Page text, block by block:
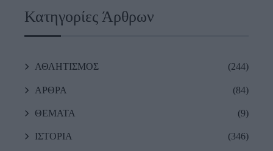
Κατηγορίες Άρθρων
ΑΘΛΗΤΙΣΜΟΣ (244)
ΑΡΘΡΑ (84)
ΘΕΜΑΤΑ (9)
ΙΣΤΟΡΙΑ (346)